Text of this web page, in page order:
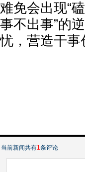
难免会出现“
事不出事”的
忧，营造干事
当前新闻共有1条评论